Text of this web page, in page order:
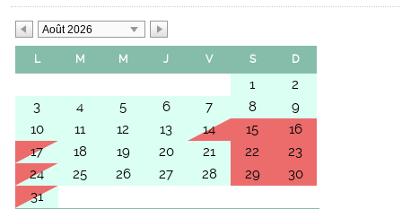
Août 2026
L M M J V S D
1
2
3
4 5 6 7 8
9
10
11 12 13 14 15
16
17
18 19 20 21 22
23
24
25 26 27 28 29
30
31